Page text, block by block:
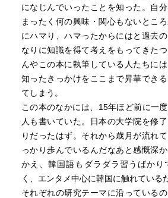
になじんでいったことを知った。自分
まったく何の興味・関心もないとこ
にハマり、ハマったからにはと過去
なりに知識を得て考えをもってきた
んやこの本に執筆している人たちには
知ったきっかけをここまで昇華でき
てしまう。
この本のなかには、15年ほど前に一
人も書いていた。日本の大学院を修
りだったはず。それから歳月が流れ
っかり歩んでいるんだなあと感慨深
かえ、韓国語もダラダラ習うばかり
く、エンタメ中心に韓国に触れている
それぞれの研究テーマに沿っている